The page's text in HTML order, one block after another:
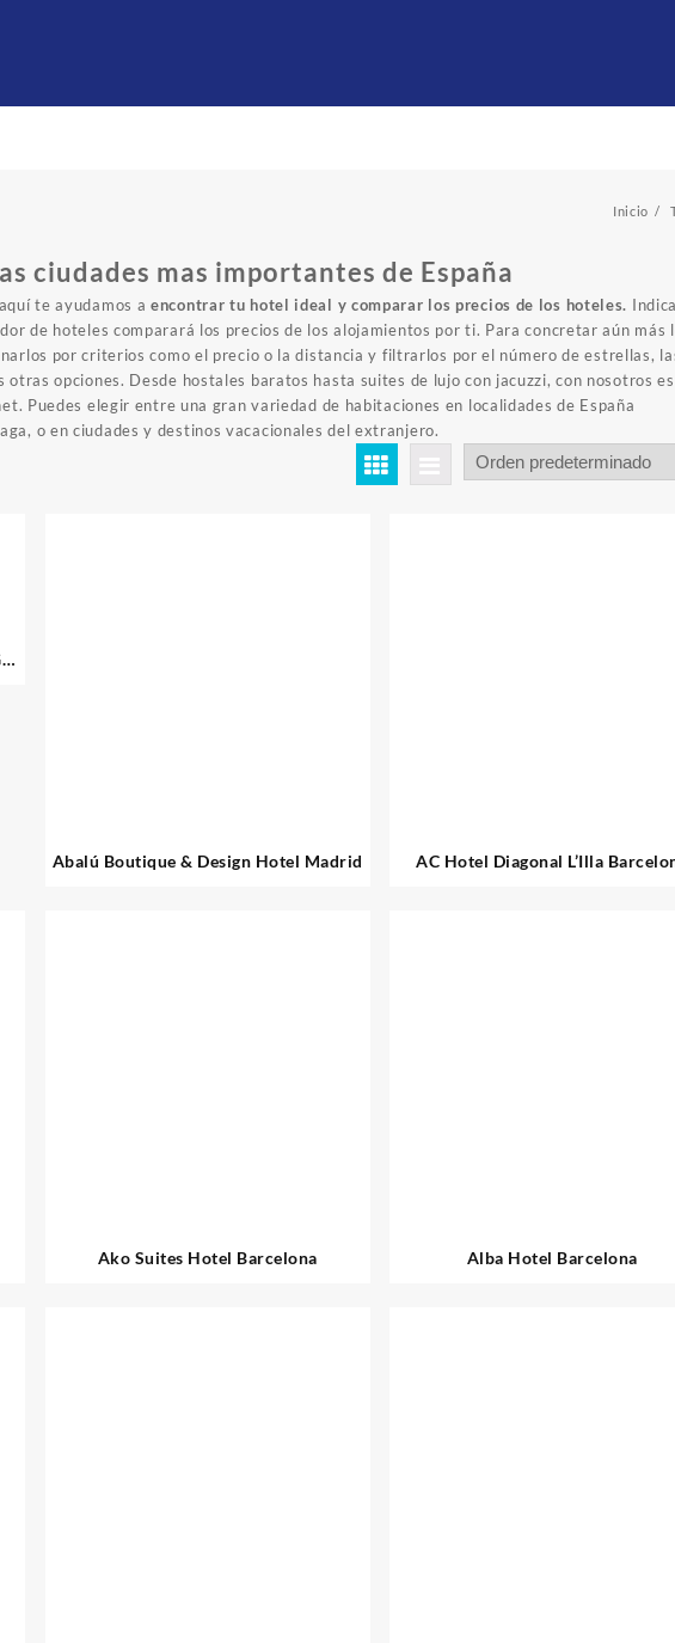
Inicio
ciudades mas importantes de España
te ayudamos aencontrar tu hotel ideal y comparar los precios de los hoteles.
de hoteles comparará los precios de los alojamientos por ti. Para concretar aún más
por criterios como el precio o la distancia y filtrarlos por el número de estrellas,
otras opciones. Desde hostales baratos hasta suites de lujo con jacuzzi, con nosotros
Puedes elegir entre una gran variedad de habitaciones en localidades de España
o en ciudades y destinos vacacionales del extranjero.
Abalú Boutique & Design Hotel Madrid AC Hotel Diagonal L’Illa
Ako Suites Hotel Barcelona Alba Hotel Barcelona